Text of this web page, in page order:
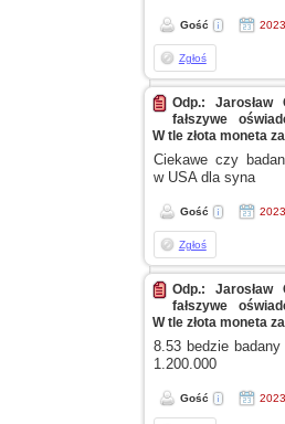
Gość
Zgłoś
Odp.: Jarosław
fałszywe
W tle złota moneta
Ciekawe czy
w USAdla syna
Gość
Zgłoś
Odp.: Jarosław
fałszywe
W tle złota moneta
8.53 bedzie
1.200.000
Gość